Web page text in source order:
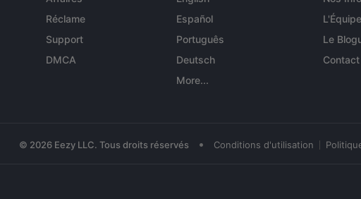
Réclame
Support
DMCA
Español
Português
Deutsch
More...
L'Équipe
Le
Contact
© 2026 Eezy LLC. Tous droits réservés • Conditions d'utilisation